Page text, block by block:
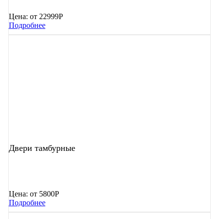
Цена: от 22999Р
Подробнее
Двери тамбурные
Цена: от 5800Р
Подробнее